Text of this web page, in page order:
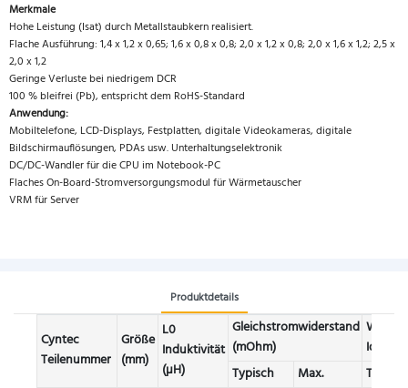
Merkmale
Hohe Leistung (Isat) durch Metallstaubkern realisiert.
Flache Ausführung: 1,4 x 1,2 x 0,65; 1,6 x 0,8 x 0,8; 2,0 x 1,2 x 0,8; 2,0 x 1,6 x 1,2; 2,5 x
2,0 x 1,2
Geringe Verluste bei niedrigem DCR
100 % bleifrei (Pb), entspricht dem RoHS-Standard
Anwendung:
Mobiltelefone, LCD-Displays, Festplatten, digitale Videokameras, digitale
Bildschirmauflösungen, PDAs usw. Unterhaltungselektronik
DC/DC-Wandler für die CPU im Notebook-PC
Flaches On-Board-Stromversorgungsmodul für Wärmetauscher
VRM für Server
Produktdetails
Cyntec
Teilenummer
Größe
(mm)
L0
Induktivität
(µH)
Gleichstromwiderstand
(mOhm)
Idc (A)
Typisch
Max.
Typisch